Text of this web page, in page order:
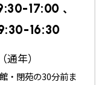
17:00 、
16:30
（通年）
・閉苑の30分前ま